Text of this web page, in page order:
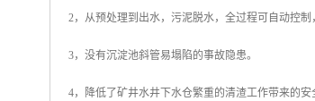
2，从预处理到出水，污泥脱水，全过程可自动控制
3，没有沉淀池斜管易塌陷的事故隐患。
4，降低了矿井水井下水仓繁重的清渣工作带来的安